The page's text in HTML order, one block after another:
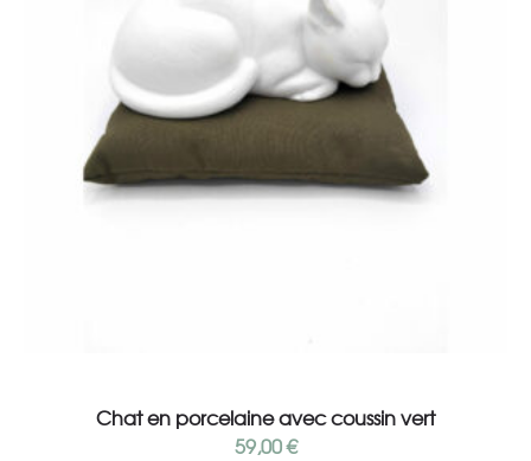
Chat en porcelaine avec coussin vert
59,00€